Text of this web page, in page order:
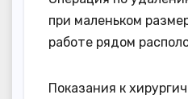
при маленьком
работе рядом
Показания к